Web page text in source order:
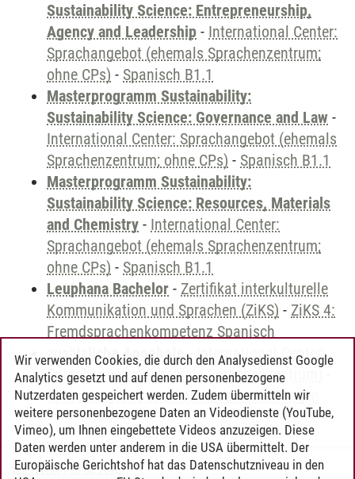
Sustainability Science: Entrepreneurship,
Agency and Leadership - International Center:
Sprachangebot (ehemals Sprachenzentrum;
ohne CPs) - Spanisch B1.1
Masterprogramm Sustainability:
Sustainability Science: Governance and Law -
International Center: Sprachangebot (ehemals
Sprachenzentrum; ohne CPs) - Spanisch B1.1
Masterprogramm Sustainability:
Sustainability Science: Resources, Materials
and Chemistry - International Center:
Sprachangebot (ehemals Sprachenzentrum;
ohne CPs) - Spanisch B1.1
Leuphana Bachelor - Zertifikat interkulturelle
Kommunikation und Sprachen (ZiKS) - ZiKS 4:
Fremdsprachenkompetenz Spanisch
zusätzliche Angebote- International Center:
Sprachangebot (ehemals Sprachenzentrum)
Sprachangebot und Sonderveranstaltungen
Timo Leder/30.06.2024
Wir verwenden Cookies, die durch den Analysedienst Google
Analytics gesetzt und auf denen personenbezogene
Nutzerdaten gespeichert werden. Zudem übermitteln wir
weitere personenbezogene Daten an Videodienste (YouTube,
Vimeo), um Ihnen eingebettete Videos anzuzeigen. Diese
Daten werden unter anderem in die USA übermittelt. Der
Europäische Gerichtshof hat das Datenschutzniveau in den